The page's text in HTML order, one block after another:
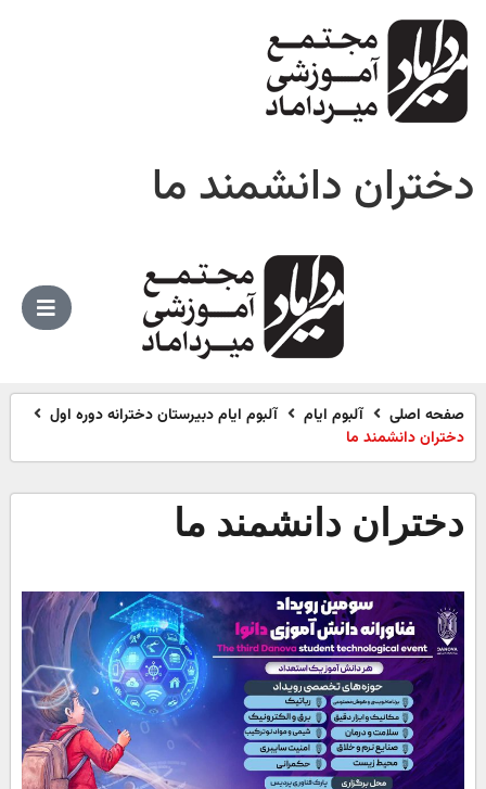
دختران دانشمند ما
صفحه اصلی آلبوم ایام
آلبوم ایام دبیرستان دخترانه دوره اول
دختران دانشمند ما
دختران دانشمند ما